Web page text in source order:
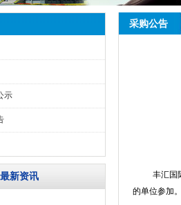
示
最新资讯
采购公告
丰汇国
的单位参加。